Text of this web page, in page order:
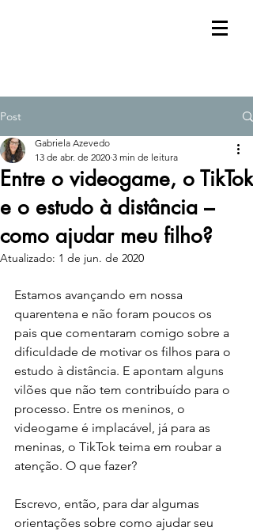
Post
Entre o videogame, o TikTok
e o estudo à distância –
como ajudar meu filho?
Gabriela Azevedo
13 de abr. de 2020 3 min de leitura
Atualizado: 1 de jun. de 2020
Estamos avançando em nossa
quarentena e não foram poucos os
pais que comentaram comigo sobre a
dificuldade de motivar os filhos para o
estudo à distância. E apontam alguns
vilões que não tem contribuído para o
processo. Entre os meninos, o
videogame é implacável, já para as
meninas, o TikTok teima em roubar a
atenção. O que fazer?
Escrevo, então, para dar algumas
orientações sobre como ajudar seu